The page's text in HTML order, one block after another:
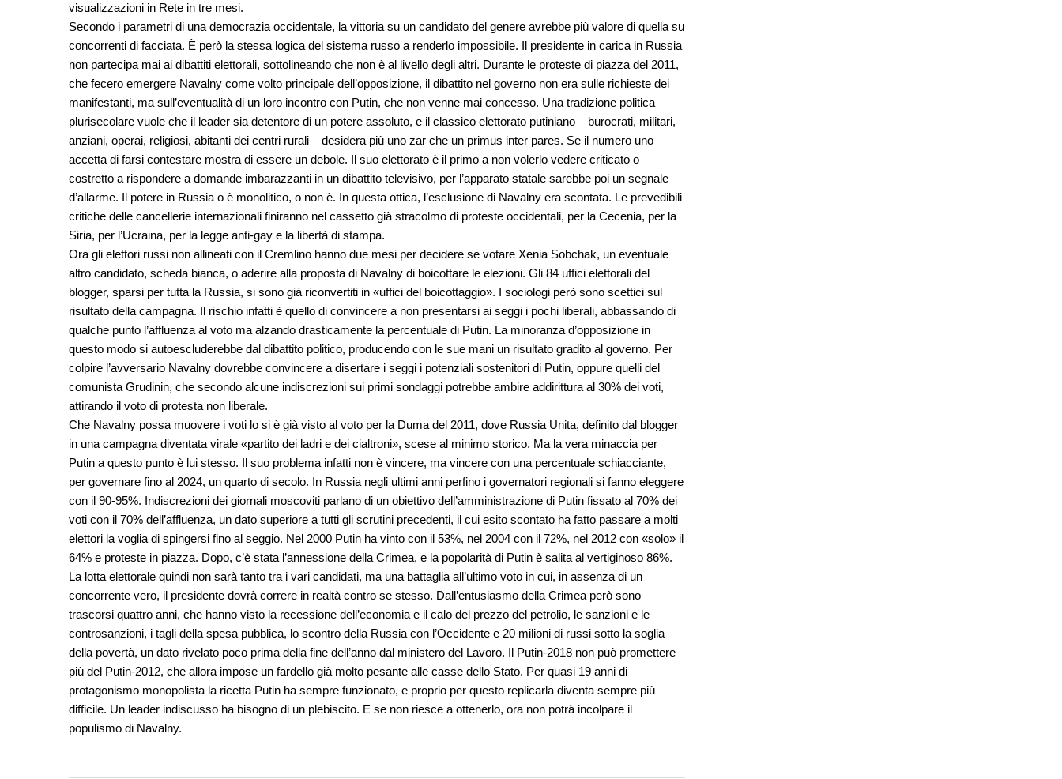
visualizzazioni in Rete in tre mesi.
Secondo i parametri di una democrazia occidentale, la vittoria su un candidato del genere avrebbe più valore di quella su
concorrenti di facciata. È però la stessa logica del sistema russo a renderlo impossibile. Il presidente in carica in Russia
non partecipa mai ai dibattiti elettorali, sottolineando che non è al livello degli altri. Durante le proteste di piazza del 2011,
che fecero emergere Navalny come volto principale dell’opposizione, il dibattito nel governo non era sulle richieste dei
manifestanti, ma sull’eventualità di un loro incontro con Putin, che non venne mai concesso. Una tradizione politica
plurisecolare vuole che il leader sia detentore di un potere assoluto, e il classico elettorato putiniano – burocrati, militari,
anziani, operai, religiosi, abitanti dei centri rurali – desidera più uno zar che un primus inter pares. Se il numero uno
accetta di farsi contestare mostra di essere un debole. Il suo elettorato è il primo a non volerlo vedere criticato o
costretto a rispondere a domande imbarazzanti in un dibattito televisivo, per l’apparato statale sarebbe poi un segnale
d’allarme. Il potere in Russia o è monolitico, o non è. In questa ottica, l’esclusione di Navalny era scontata. Le prevedibili
critiche delle cancellerie internazionali finiranno nel cassetto già stracolmo di proteste occidentali, per la Cecenia, per la
Siria, per l’Ucraina, per la legge anti-gay e la libertà di stampa.
Ora gli elettori russi non allineati con il Cremlino hanno due mesi per decidere se votare Xenia Sobchak, un eventuale
altro candidato, scheda bianca, o aderire alla proposta di Navalny di boicottare le elezioni. Gli 84 uffici elettorali del
blogger, sparsi per tutta la Russia, si sono già riconvertiti in «uffici del boicottaggio». I sociologi però sono scettici sul
risultato della campagna. Il rischio infatti è quello di convincere a non presentarsi ai seggi i pochi liberali, abbassando di
qualche punto l’affluenza al voto ma alzando drasticamente la percentuale di Putin. La minoranza d’opposizione in
questo modo si autoescluderebbe dal dibattito politico, producendo con le sue mani un risultato gradito al governo. Per
colpire l’avversario Navalny dovrebbe convincere a disertare i seggi i potenziali sostenitori di Putin, oppure quelli del
comunista Grudinin, che secondo alcune indiscrezioni sui primi sondaggi potrebbe ambire addirittura al 30% dei voti,
attirando il voto di protesta non liberale.
Che Navalny possa muovere i voti lo si è già visto al voto per la Duma del 2011, dove Russia Unita, definito dal blogger
in una campagna diventata virale «partito dei ladri e dei cialtroni», scese al minimo storico. Ma la vera minaccia per
Putin a questo punto è lui stesso. Il suo problema infatti non è vincere, ma vincere con una percentuale schiacciante,
per governare fino al 2024, un quarto di secolo. In Russia negli ultimi anni perfino i governatori regionali si fanno eleggere
con il 90-95%. Indiscrezioni dei giornali moscoviti parlano di un obiettivo dell’amministrazione di Putin fissato al 70% dei
voti con il 70% dell’affluenza, un dato superiore a tutti gli scrutini precedenti, il cui esito scontato ha fatto passare a molti
elettori la voglia di spingersi fino al seggio. Nel 2000 Putin ha vinto con il 53%, nel 2004 con il 72%, nel 2012 con «solo» il
64% e proteste in piazza. Dopo, c’è stata l’annessione della Crimea, e la popolarità di Putin è salita al vertiginoso 86%.
La lotta elettorale quindi non sarà tanto tra i vari candidati, ma una battaglia all’ultimo voto in cui, in assenza di un
concorrente vero, il presidente dovrà correre in realtà contro se stesso. Dall’entusiasmo della Crimea però sono
trascorsi quattro anni, che hanno visto la recessione dell’economia e il calo del prezzo del petrolio, le sanzioni e le
controsanzioni, i tagli della spesa pubblica, lo scontro della Russia con l’Occidente e 20 milioni di russi sotto la soglia
della povertà, un dato rivelato poco prima della fine dell’anno dal ministero del Lavoro. Il Putin-2018 non può promettere
più del Putin-2012, che allora impose un fardello già molto pesante alle casse dello Stato. Per quasi 19 anni di
protagonismo monopolista la ricetta Putin ha sempre funzionato, e proprio per questo replicarla diventa sempre più
difficile. Un leader indiscusso ha bisogno di un plebiscito. E se non riesce a ottenerlo, ora non potrà incolpare il
populismo di Navalny.